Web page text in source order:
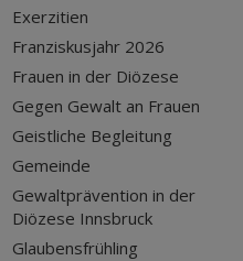
Exerzitien
Franziskusjahr 2026
Frauen in der Diözese
Gegen Gewalt an Frauen
Geistliche Begleitung
Gemeinde
Gewaltprävention in der
Diözese Innsbruck
Glaubensfrühling